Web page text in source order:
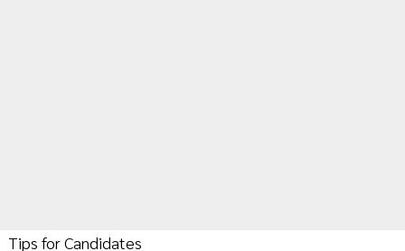
Tips for Candidates